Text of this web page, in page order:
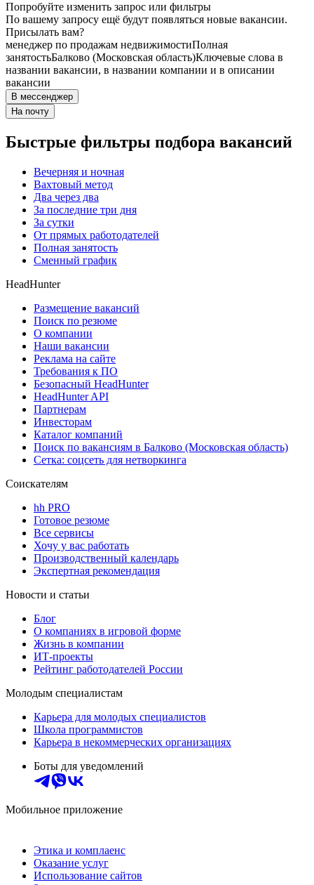
Попробуйте изменить запрос или фильтры
По вашему запросу ещё будут появляться новые вакансии.
Присылать вам?
менеджер по продажам недвижимостиПолная
занятостьБалково (Московская область)Ключевые слова в
названии вакансии, в названии компании и в описании
вакансии
В мессенджер
На почту
Быстрые фильтры подбора вакансий
Вечерняя и ночная
Вахтовый метод
Два через два
За последние три дня
За сутки
От прямых работодателей
Полная занятость
Сменный график
HeadHunter
Размещение вакансий
Поиск по резюме
О компании
Наши вакансии
Реклама на сайте
Требования к ПО
Безопасный HeadHunter
HeadHunter API
Партнерам
Инвесторам
Каталог компаний
Поиск по вакансиям в Балково (Московская область)
Сетка: соцсеть для нетворкинга
Соискателям
hh PRO
Готовое резюме
Все сервисы
Хочу у вас работать
Производственный календарь
Экспертная рекомендация
Новости и статьи
Блог
О компаниях в игровой форме
Жизнь в компании
ИТ-проекты
Рейтинг работодателей России
Молодым специалистам
Карьера для молодых специалистов
Школа программистов
Карьера в некоммерческих организациях
Боты для уведомлений
Мобильное приложение
Этика и комплаенс
Оказание услуг
Использование сайтов